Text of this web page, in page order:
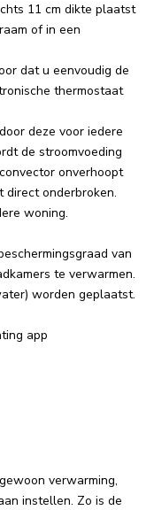
11 cm dikte plaatst
of in een
dat u eenvoudig de
thermostaat
deze voor iedere
de stroomvoeding
onverhoopt
onderbroken.
woning.
van
te verwarmen.
worden geplaatst.
app
verwarming,
instellen. Zo is de